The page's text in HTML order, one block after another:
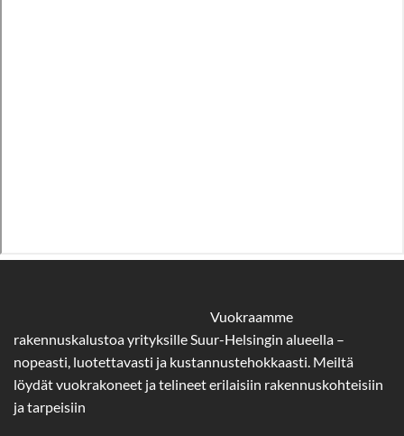
Vuokraamme
rakennuskalustoa yrityksille Suur-Helsingin alueella –
nopeasti, luotettavasti ja kustannustehokkaasti. Meiltä
löydät vuokrakoneet ja telineet erilaisiin rakennuskohteisiin
ja tarpeisiin